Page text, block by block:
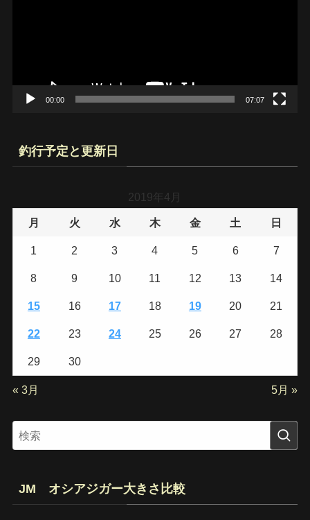
00:00 07:07
釣行予定と更新日
2019年4月
月 火 水 木 金 土 日
1 2 3 4 5 6 7
8 9 10 11 12 13 14
15 16 17 18 19 20 21
22 23 24 25 26 27 28
29 30
« 3月 5月 »
JM オシアジガー大きさ比較